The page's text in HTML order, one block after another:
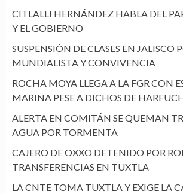
CITLALLI HERNÁNDEZ HABLA DEL
Y EL GOBIERNO
SUSPENSIÓN DE CLASES EN JALISCO
MUNDIALISTA Y CONVIVENCIA
ROCHA MOYA LLEGA A LA FGR CON
MARINA PESE A DICHOS DE
ALERTA EN COMITÁN SE QUEMAN
AGUA POR TORMENTA
CAJERO DE OXXO DETENIDO POR
TRANSFERENCIAS EN TUXTLA
LA CNTE TOMA TUXTLA Y EXIGE LA